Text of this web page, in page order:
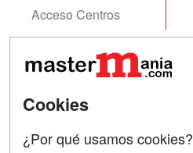
Acceso Centros
Contactar
Confidencialidad
Aviso legal
Cookies
¿Por qué usamos cookies?